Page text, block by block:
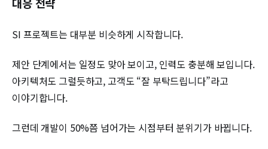
SI 프로젝트는 대부분 비슷하게 시작합니다.
제안 단계에서는 일정도 맞아 보이고, 인력도 충분해 보입니다.
아키텍처도 그럴듯하고, 고객도 “잘 부탁드립니다”라고
이야기합니다.
그런데 개발이 50%쯤 넘어가는 시점부터 분위기가 바뀝니다.